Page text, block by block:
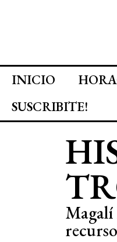
INICIO
SUSCRIBITE!